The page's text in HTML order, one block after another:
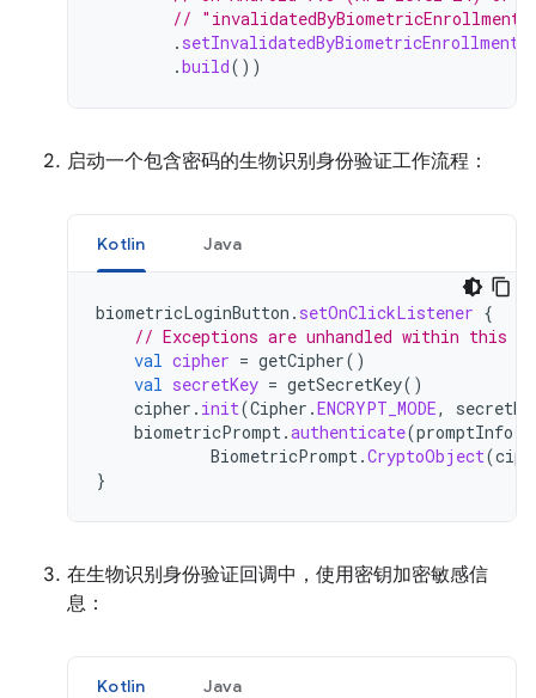
//
. setInvalidatedByBiometricEnrollment
.build())
启动一个包含密码的生物识别身份验证工作流程：
Kotlin Java
biometricLoginButton . setOnClickListener {
// Exceptions are unhandled within this
val cipher = getCipher()
val secretKey = getSecretKey()
cipher . init(Cipher .ENCRYPT_MODE,
biometricPrompt.authenticate(promptInfo
BiometricPrompt.CryptoObject(
}
在生物识别身份验证回调中，使用密钥加密敏感信
息：
Kotlin Java